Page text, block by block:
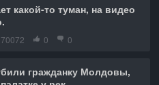
какой-то туман, на видео
70072 0 0
гражданку Молдовы,